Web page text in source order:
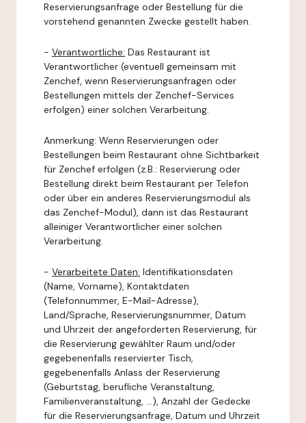
Reservierungsanfrage oder Bestellung für die
vorstehend genannten Zwecke gestellt haben.
- Verantwortliche: Das Restaurant ist
Verantwortlicher (eventuell gemeinsam mit
Zenchef, wenn Reservierungsanfragen oder
Bestellungen mittels der Zenchef-Services
erfolgen) einer solchen Verarbeitung.
Anmerkung: Wenn Reservierungen oder
Bestellungen beim Restaurant ohne Sichtbarkeit
für Zenchef erfolgen (z.B.: Reservierung oder
Bestellung direkt beim Restaurant per Telefon
oder über ein anderes Reservierungsmodul als
das Zenchef-Modul), dann ist das Restaurant
alleiniger Verantwortlicher einer solchen
Verarbeitung.
- Verarbeitete Daten: Identifikationsdaten
(Name, Vorname), Kontaktdaten
(Telefonnummer, E-Mail-Adresse),
Land/Sprache, Reservierungsnummer, Datum
und Uhrzeit der angeforderten Reservierung, für
die Reservierung gewählter Raum und/oder
gegebenenfalls reservierter Tisch,
gegebenenfalls Anlass der Reservierung
(Geburtstag, berufliche Veranstaltung,
Familienveranstaltung, ...), Anzahl der Gedecke
für die Reservierungsanfrage, Datum und Uhrzeit